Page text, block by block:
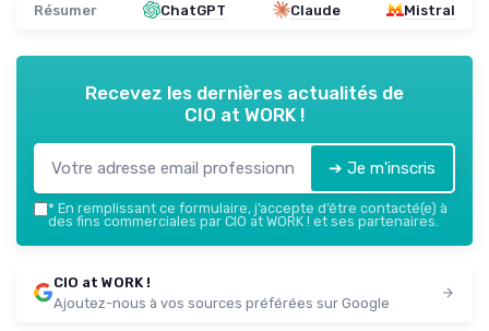
Résumer ChatGPT Claude Mistral
Recevez les dernières actualités de
CIO at WORK !
➔ Je m'inscris
* En remplissant ce formulaire, j’accepte d’être contacté(e) à
des fins commerciales par CIO at WORK ! et ses partenaires.
CIO at WORK !
Ajoutez-nous à vos sources préférées sur Google